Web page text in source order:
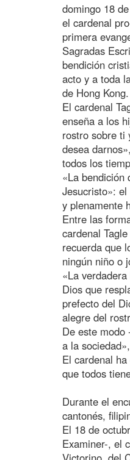
domingo 18
el cardenal
primera
Sagradas
bendición
acto y a toda
de Hong Kong.
El cardenal
enseña a los
rostro sobre ti
desea
todos los
«La bendición
Jesucristo»:
y plenamente
Entre las
cardenal
recuerda que
ningún niño o
«La
Dios que
prefecto del
alegre del
De este modo
a la
El cardenal
que todos
Durante el
cantonés,
El 18 de
Examiner-, el